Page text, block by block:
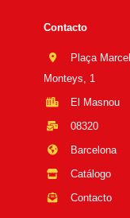
Contacto
Plaça
Monteys, 1
El Masnou
08320
Barcelona
Catálogo
Contacto